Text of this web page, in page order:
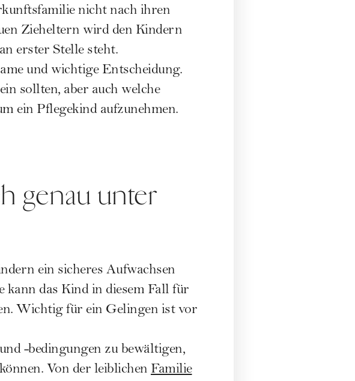
nicht nach ihren
Zieheltern wird den Kindern
erster Stelle steht.
und wichtige Entscheidung.
sollten, aber auch welche
ein Pflegekind aufzunehmen.
genau unter
ein sicheres Aufwachsen
kann das Kind in diesem Fall für
Wichtig für ein Gelingen ist vor
-bedingungen zu bewältigen,
Von der leiblichen Familie